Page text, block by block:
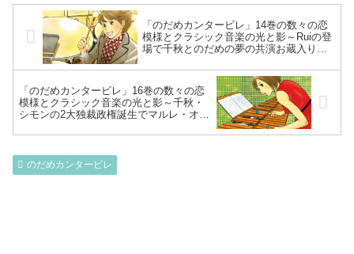
「のだめカンタービレ」14巻の数々の恋
模様とクラシック音楽の光と影～Ruiの登
場で千秋とのだめの夢の共演お蔵入り…
オクレールの提案でリサイタル開催！？
～
「のだめカンタービレ」16巻の数々の恋
模様とクラシック音楽の光と影～千秋・
シモンの2大独裁政権誕生でマルレ・オケ
は！？9月後半・新シーズン突入で新生マ
のだめカンタービレ